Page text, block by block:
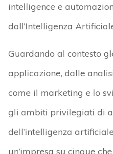
intelligence e
dall’Intelligenza
Guardando al contesto
applicazione, dalle
come il marketing e lo
gli ambiti privilegiati di
dell’intelligenza
un’impresa su cinque